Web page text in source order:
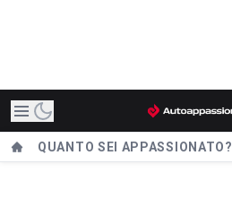
QUANTO SEI APPASSIONATO?